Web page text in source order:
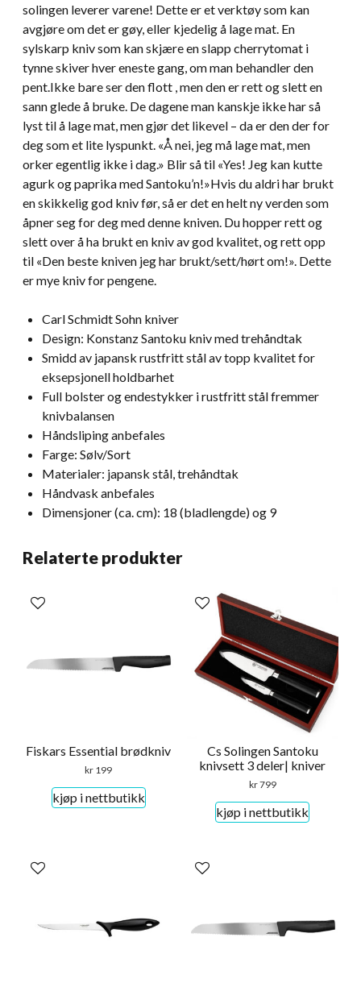
solingen leverer varene! Dette er et verktøy som kan
avgjøre om det er gøy, eller kjedelig å lage mat. En
sylskarp kniv som kan skjære en slapp cherrytomat i
tynne skiver hver eneste gang, om man behandler den
pent.Ikke bare ser den flott , men den er rett og slett en
sann glede å bruke. De dagene man kanskje ikke har så
lyst til å lage mat, men gjør det likevel – da er den der for
deg som et lite lyspunkt. «Å nei, jeg må lage mat, men
orker egentlig ikke i dag.» Blir så til «Yes! Jeg kan kutte
agurk og paprika med Santoku’n!»Hvis du aldri har brukt
en skikkelig god kniv før, så er det en helt ny verden som
åpner seg for deg med denne kniven. Du hopper rett og
slett over å ha brukt en kniv av god kvalitet, og rett opp
til «Den beste kniven jeg har brukt/sett/hørt om!». Dette
er mye kniv for pengene.
Carl Schmidt Sohn kniver
Design: Konstanz Santoku kniv med trehåndtak
Smidd av japansk rustfritt stål av topp kvalitet for
eksepsjonell holdbarhet
Full bolster og endestykker i rustfritt stål fremmer
knivbalansen
Håndsliping anbefales
Farge: Sølv/Sort
Materialer: japansk stål, trehåndtak
Håndvask anbefales
Dimensjoner (ca. cm): 18 (bladlengde) og 9
Relaterte produkter
Fiskars Essential brødkniv
kr 199
kjøp i nettbutikk
Cs Solingen Santoku
knivsett 3 deler| kniver
kr799
kjøp i nettbutikk